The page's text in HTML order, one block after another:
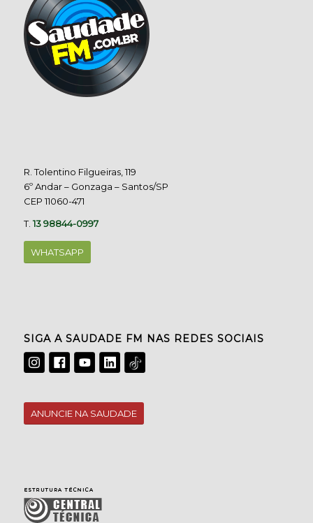
R. Tolentino Filgueiras, 119
6º Andar – Gonzaga – Santos/SP
CEP 11060-471
T.13 98844-0997
WHATSAPP
SIGA A SAUDADE FM NAS REDES SOCIAIS
ANUNCIE NA SAUDADE